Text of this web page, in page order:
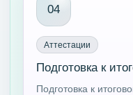
04
Аттестации
Подготовка к
Подготовка к